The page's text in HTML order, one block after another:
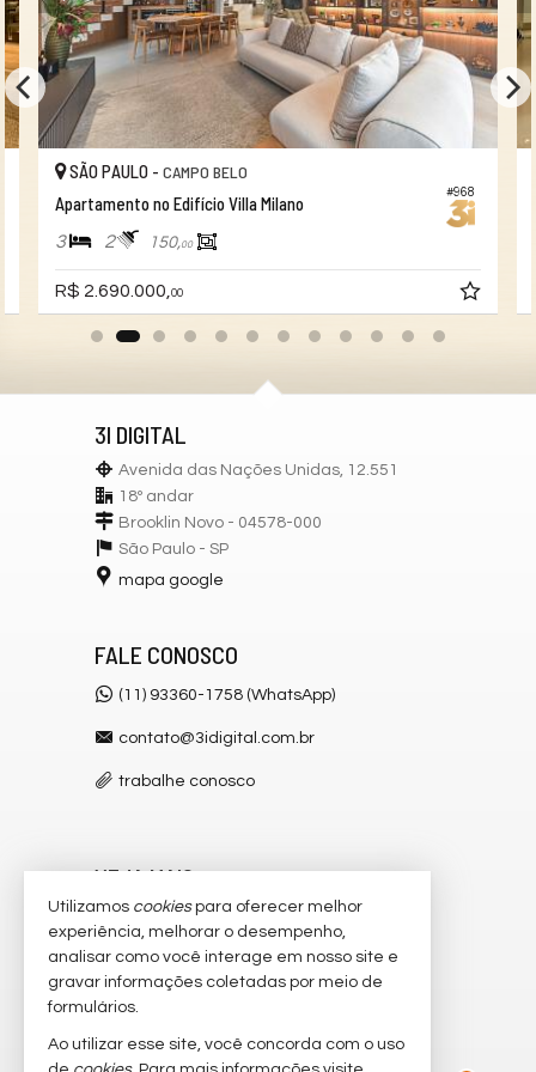
#968
SÃO PAULO - CAMPO BELO
Apartamento no Edifício Villa Milano
3 2 150,00
R$ 2.690.000, 00
3I DIGITAL
Avenida das Nações Unidas, 12.551
18º andar
Brooklin Novo - 04578-000
São Paulo - SP
mapa google
FALE CONOSCO
(11) 93360-1758 (WhatsApp)
contato@3idigital.com.br
trabalhe conosco
VEJA MAIS
receba nosso newsletter
cadastre seu imóvel
imóveis favoritos
mapa de imóveis
Utilizamos cookiespara oferecer melhor
experiência, melhorar o desempenho,
analisar como você interage em nosso site e
gravar informações coletadas por meio de
formulários.
Ao utilizar esse site, você concorda com o uso